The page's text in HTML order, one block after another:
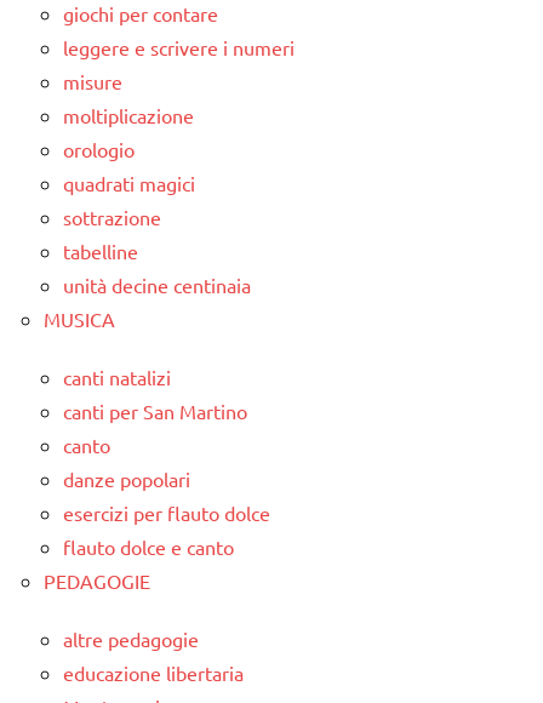
giochi per contare
leggere e scrivere i numeri
misure
moltiplicazione
orologio
quadrati magici
sottrazione
tabelline
unità decine centinaia
MUSICA
canti natalizi
canti per San Martino
canto
danze popolari
esercizi per flauto dolce
flauto dolce e canto
PEDAGOGIE
altre pedagogie
educazione libertaria